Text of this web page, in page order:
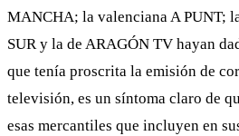
MANCHA; la valenciana A PUNT;
SUR y la de ARAGÓN TV hayan
que tenía proscrita la emisión de
televisión, es un síntoma claro de
esas mercantiles que incluyen en